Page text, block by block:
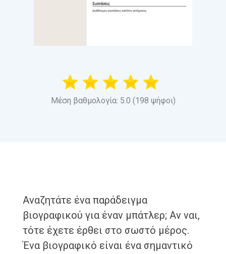
Μέση βαθμολογία: 5.0 (198 ψήφοι)
Αναζητάτε ένα παράδειγμα
βιογραφικού για έναν μπάτλερ; Αν ναι,
τότε έχετε έρθει στο σωστό μέρος.
Ένα βιογραφικό είναι ένα σημαντικό